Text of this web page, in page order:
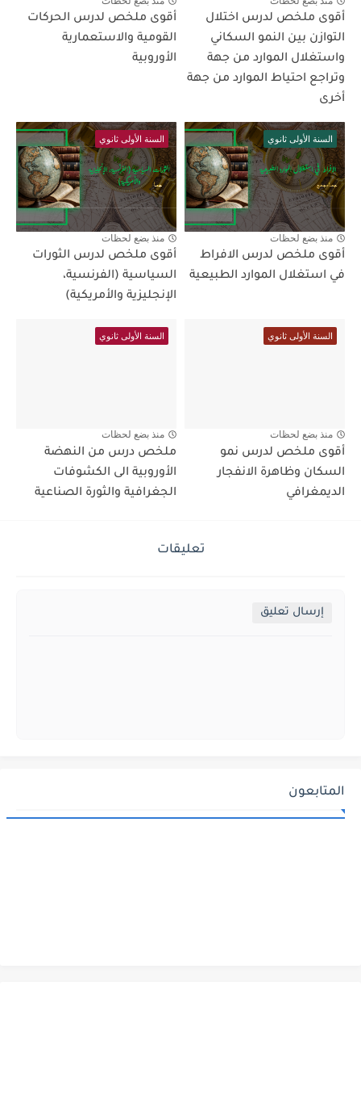
أقوى ملخص لدرس اختلال
التوازن بين النمو السكاني
واستغلال الموارد من جهة
وتراجع احتياط الموارد من جهة
أخرى
أقوى ملخص لدرس الحركات
القومية والاستعمارية
الأوروبية
السنة الأولى ثانوي
منذ بضع لحظات
أقوى ملخص لدرس الافراط
في استغلال الموارد الطبيعية
السنة الأولى ثانوي
منذ بضع لحظات
أقوى ملخص لدرس الثورات
السياسية (الفرنسية،
الإنجليزية والأمريكية)
السنة الأولى ثانوي
منذ بضع لحظات
أقوى ملخص لدرس نمو
السكان وظاهرة الانفجار
الديمغرافي
السنة الأولى ثانوي
منذ بضع لحظات
ملخص درس من النهضة
الأوروبية الى الكشوفات
الجغرافية والثورة الصناعية
تعليقات
إرسال تعليق
المتابعون